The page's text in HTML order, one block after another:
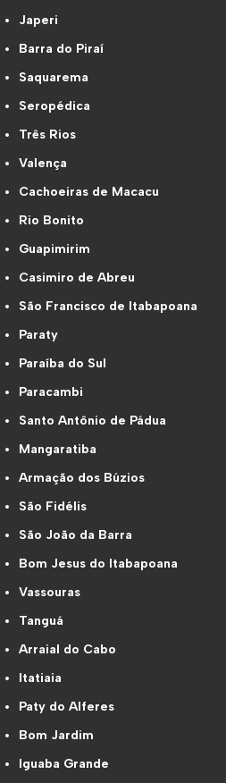
Japeri
Barra do Piraí
Saquarema
Seropédica
Três Rios
Valença
Cachoeiras de Macacu
Rio Bonito
Guapimirim
Casimiro de Abreu
São Francisco de Itabapoana
Paraty
Paraíba do Sul
Paracambi
Santo Antônio de Pádua
Mangaratiba
Armação dos Búzios
São Fidélis
São João da Barra
Bom Jesus do Itabapoana
Vassouras
Tanguá
Arraial do Cabo
Itatiaia
Paty do Alferes
Bom Jardim
Iguaba Grande